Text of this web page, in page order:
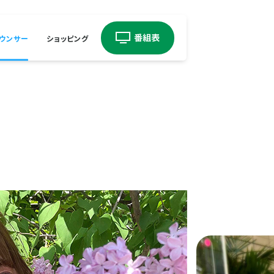
ンサー ショッピング